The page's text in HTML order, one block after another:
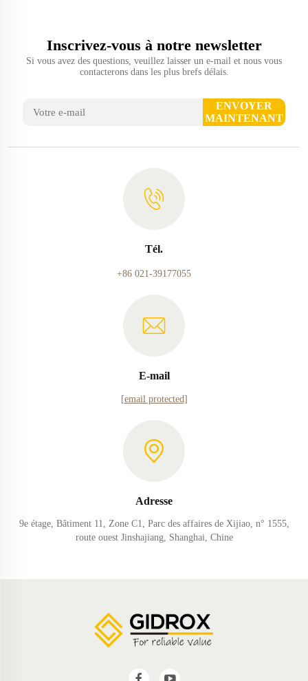
Inscrivez-vous à notre newsletter
Si vous avez des questions, veuillez laisser un e-mail et nous vous
contacterons dans les plus brefs délais.
ENVOYER
MAINTENANT
Tél.
+86 021-39177055
E-mail
[email protected]
Adresse
9e étage, Bâtiment 11, Zone C1, Parc des affaires de Xijiao, n° 1555,
route ouest Jinshajiang, Shanghai, Chine